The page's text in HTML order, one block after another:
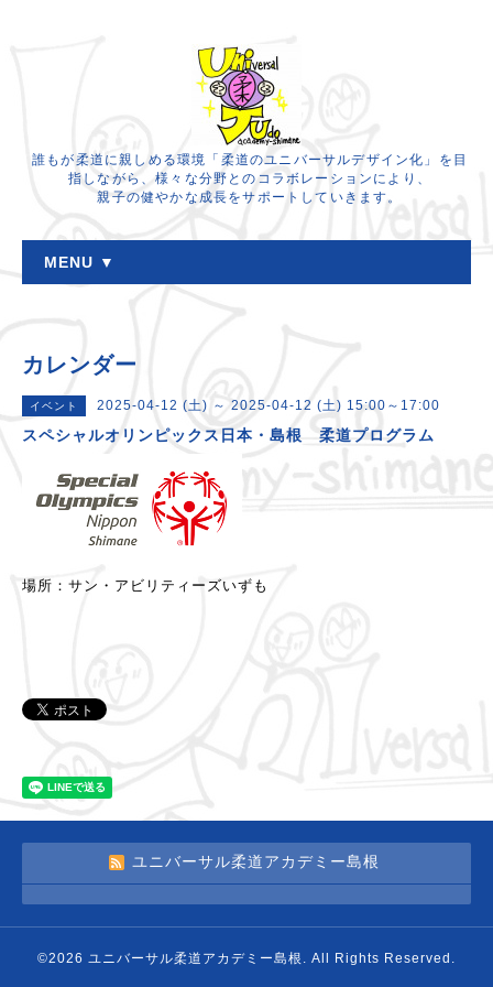
誰もが柔道に親しめる環境「柔道のユニバーサルデザイン化」を目
指しながら、様々な分野とのコラボレーションにより、
親子の健やかな成長をサポートしていきます。
MENU ▼
カレンダー
イベント 2025-04-12 (土) ～ 2025-04-12 (土) 15:00～17:00
スペシャルオリンピックス日本・島根 柔道プログラム
場所：サン・アビリティーズいずも
ユニバーサル柔道アカデミー島根
©2026 ユニバーサル柔道アカデミー島根 . All Rights Reserved.